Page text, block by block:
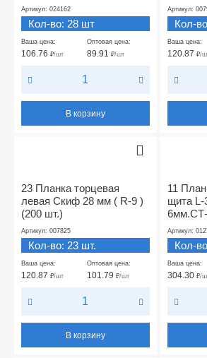
Артикул: 024162
Кол-во: 28 шт
Ваша цена:
106.76 ₽/шт
Оптовая цена:
89.91₽/шт
В корзину
Артикул:
Кол-
Ваша цена:
120.87 ₽/
23 Планка торцевая
левая Скиф 28 мм ( R-9 )
(200 шт.)
Артикул: 007825
Кол-во: 23 шт.
Ваша цена:
120.87 ₽/шт
Оптовая цена:
101.79₽/шт
В корзину
11
щита
Артикул:
Кол-
Ваша цена:
304.30 ₽/